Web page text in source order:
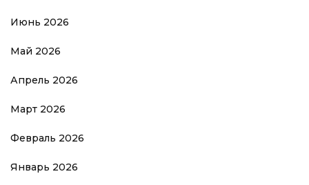
Июнь 2026
Май 2026
Апрель 2026
Март 2026
Февраль 2026
Январь 2026